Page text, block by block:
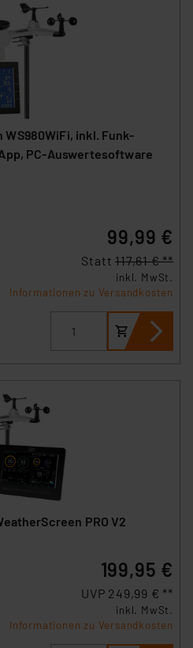
inkl. Funk-
PC-Auswertesoftware
99,99 €
Statt117,61 € **
inkl. MwSt.
Informationen zu Versandkosten
PRO V2
199,95 €
UVP 249,99 € **
inkl. MwSt.
Informationen zu Versandkosten